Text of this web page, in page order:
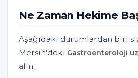
Ne Zaman Hekime
Aşağıdaki durumlardan biri
Mersin'deki Gastroenteroloji
alın: